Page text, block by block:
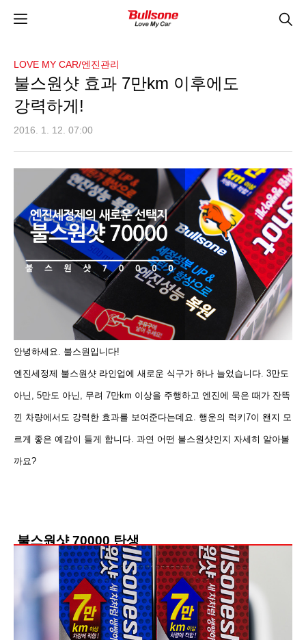
LOVE MY CAR/엔진관리
불스원샷 효과 7만km 이후에도
강력하게!
2016. 1. 12. 07:00
안녕하세요. 불스원입니다!
엔진세정제 불스원샷 라인업에 새로운 식구가 하나 늘었습니다. 3만도
아닌, 5만도 아닌, 무려 7만km 이상을 주행하고 엔진에 묵은 때가 잔뜩
낀 차량에서도 강력한 효과를 보여준다는데요. 행운의 럭키7이 왠지 모
르게 좋은 예감이 들게 합니다. 과연 어떤 불스원샷인지 자세히 알아볼
까요?
불스원샷 70000 탄생